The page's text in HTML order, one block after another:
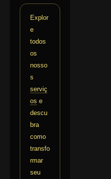
Explor
e
todos
os
nosso
s
serviç
os e
descu
bra
como
transfo
rmar
seu